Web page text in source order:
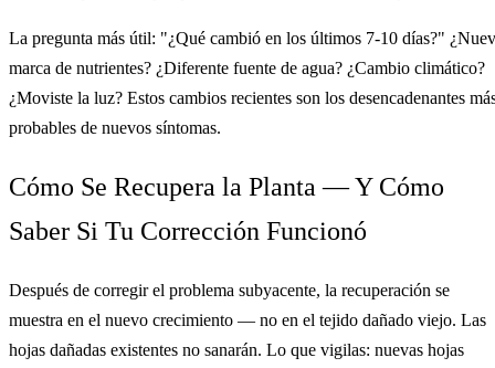
La pregunta más útil: "¿Qué cambió en los últimos 7-10 días?"
marca de nutrientes? ¿Diferente fuente de agua? ¿Cambio climático?
¿Moviste la luz? Estos cambios recientes son los desencadenantes
probables de nuevos síntomas.
Cómo Se Recupera la Planta — Y Cómo
Saber Si Tu Corrección Funcionó
Después de corregir el problema subyacente, la recuperación se
muestra en el nuevo crecimiento — no en el tejido dañado viejo. Las
hojas dañadas existentes no sanarán. Lo que vigilas: nuevas hojas